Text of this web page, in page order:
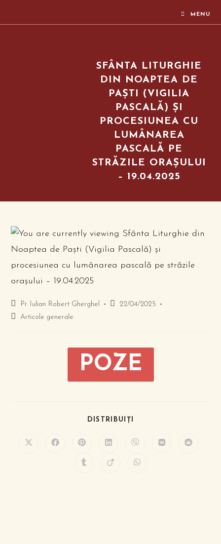
MENU
SFÂNTA LITURGHIE
DIN NOAPTEA DE
PAȘTI (VIGILIA
PASCALĂ) ȘI
PROCESIUNEA CU
LUMÂNAREA
PASCALĂ PE
STRĂZILE ORAȘULUI
– 19.04.2025
Pr. Iulian Robert Gherghel
22/04/2025
Articole generale
POZE
DISTRIBUIȚI